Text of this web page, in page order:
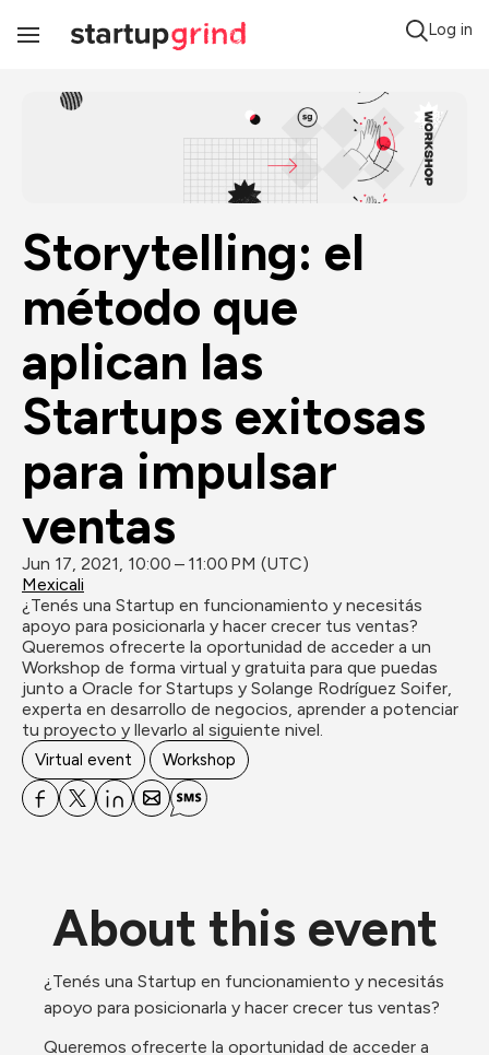
Toggle
Log in
Storytelling: el
método que
aplican las
Startups exitosas
para impulsar
ventas
Jun 17, 2021, 10:00 – 11:00 PM (UTC)
Mexicali
¿Tenés una Startup en funcionamiento y necesitás
apoyo para posicionarla y hacer crecer tus ventas?
Queremos ofrecerte la oportunidad de acceder a un
Workshop de forma virtual y gratuita para que puedas
junto a Oracle for Startups y Solange Rodríguez Soifer,
experta en desarrollo de negocios, aprender a potenciar
tu proyecto y llevarlo al siguiente nivel.
Virtual event Workshop
About this event
¿Tenés una Startup en funcionamiento y necesitás
apoyo para posicionarla y hacer crecer tus ventas?
Queremos ofrecerte la oportunidad de acceder a